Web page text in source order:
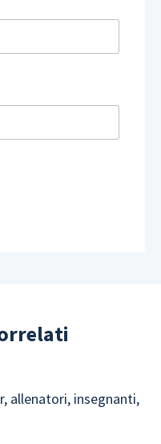
allenatori, insegnanti,